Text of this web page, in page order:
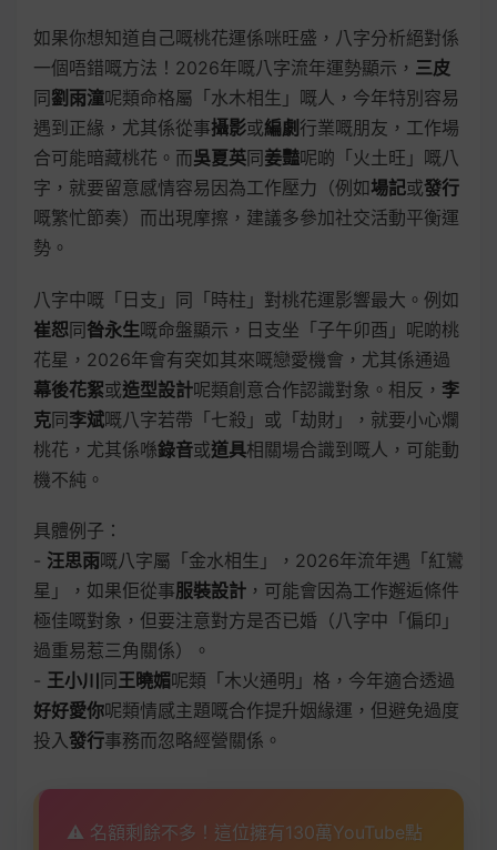
如果你想知道自己嘅桃花運係咪旺盛，八字分析絕對係
一個唔錯嘅方法！2026年嘅八字流年運勢顯示， 三皮
同劉雨潼呢類命格屬「水木相生」嘅人，今年特別容易
遇到正緣，尤其係從事攝影或編劇 行業嘅朋友，工作場
合可能暗藏桃花。而吳夏英同姜豔呢啲「火土旺」嘅八
字，就要留意感情容易因為工作壓力（例如場記或發行
嘅繁忙節奏）而出現摩擦，建議多參加社交活動平衡運
勢。
八字中嘅「日支」同「時柱」對桃花運影響最大。例如
崔恕同昝永生嘅命盤顯示，日支坐「子午卯酉」呢啲桃
花星，2026年會有突如其來嘅戀愛機會，尤其係通過
幕後花絮或造型設計呢類創意合作認識對象。相反， 李
克同李斌嘅八字若帶「七殺」或「劫財」，就要小心爛
桃花，尤其係喺錄音或道具相關場合識到嘅人，可能動
機不純。
具體例子：
- 汪思雨嘅八字屬「金水相生」，2026年流年遇「紅鸞
星」，如果佢從事服裝設計 ，可能會因為工作邂逅條件
極佳嘅對象，但要注意對方是否已婚（八字中「偏印」
過重易惹三角關係）。
- 王小川同王曉媚呢類「木火通明」格，今年適合透過
好好愛你呢類情感主題嘅合作提升姻緣運，但避免過度
投入發行事務而忽略經營關係。
⚠️ 名額剩餘不多！這位擁有130萬YouTube點